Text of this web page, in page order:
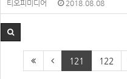
티오피미디어 2018.08.08
121 122